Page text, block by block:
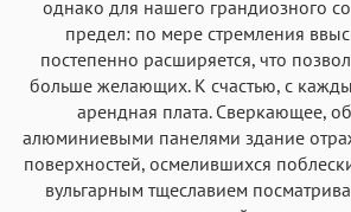
однако для нашего грандиозного
предел: по мере стремления
постепенно расширяется, что
больше желающих. К счастью, с
арендная плата. Сверкающее,
алюминиевыми панелями здание
поверхностей, осмелившихся
вульгарным тщеславием